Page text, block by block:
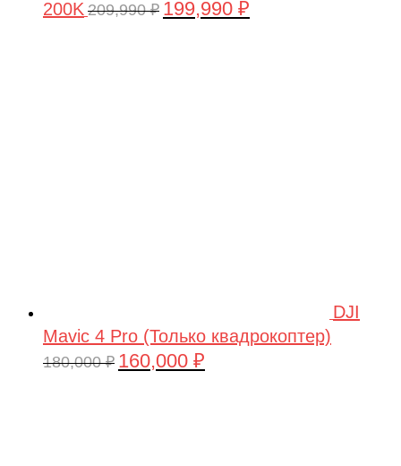
200K 209,990₽ Первоначальная
199,990 ₽
DJI
Mavic 4 Pro (Только квадрокоптер)
180,000₽ Первоначальная
160,000 ₽